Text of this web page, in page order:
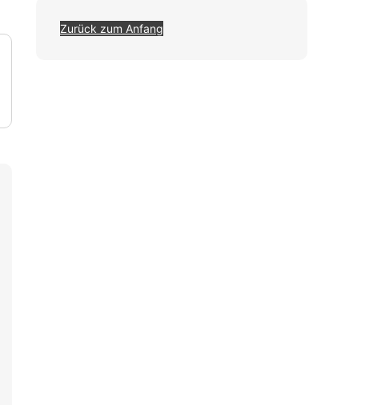
Zurück zum Anfang